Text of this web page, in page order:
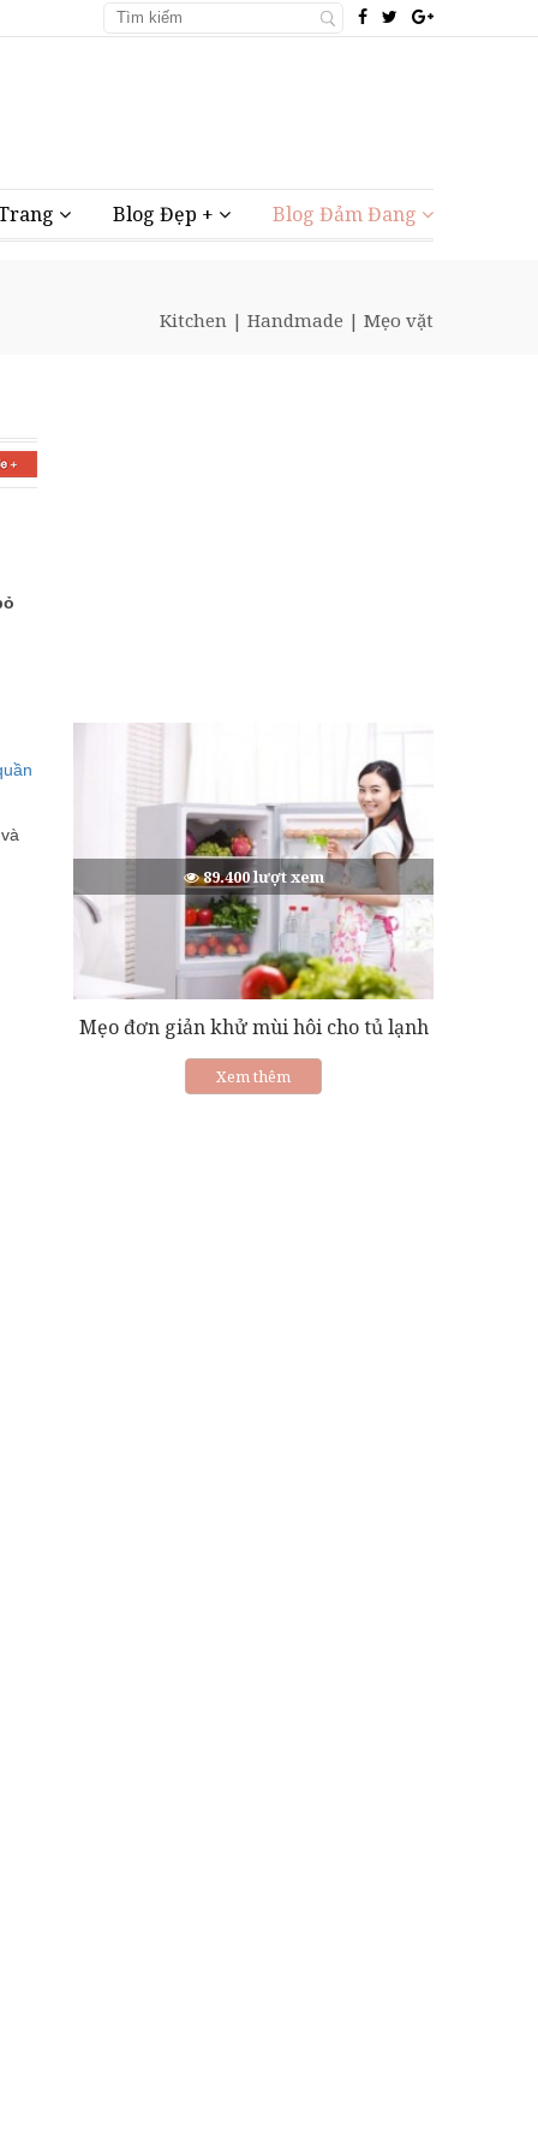
Blog Đẹp + Blog Đảm Đang
Kitchen | Handmade | Mẹo vặt
89.400 lượt xem
Mẹo đơn giản khử mùi hôi cho tủ lạnh
Xem thêm